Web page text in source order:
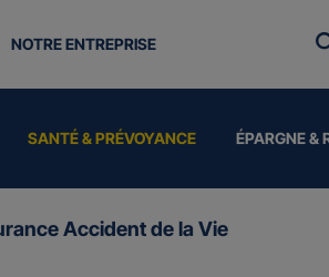
SANTÉ & PRÉVOYANCE ÉPARGNE &
NOTRE ENTREPRISE
Accident de la Vie